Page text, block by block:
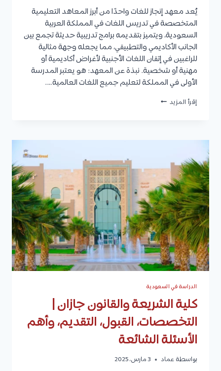
يُعد معهد إنجاز للغات واحدًا من أبرز المعاهد التعليمية
المتخصصة في تدريس اللغات في المملكة العربية
السعودية، ويتميز بتقديمه برامج تدريبية حديثة تجمع بين
الجانب الأكاديمي والتطبيقي، مما يجعله وجهة مثالية
للراغبين في إتقان اللغات الأجنبية لأغراض أكاديمية أو
مهنية أو شخصية. نبذة عن المعهد: هو يعتبر المدرسة
الأولى في المملكة لتعليم جميع اللغات العالمية….
إقرأ المزيد معهد
الدراسة في السعودية
كلية الشريعة والقانون جازان |
التخصصات، القبول، التقديم، وأهم
الأسئلة الشائعة
بواسطة عماد 3 مارس، 2025